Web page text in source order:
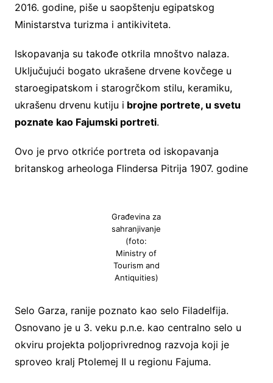
2016. godine, piše u saopštenju egipatskog
Ministarstva turizma i antikiviteta.
Iskopavanja su takođe otkrila mnoštvo nalaza.
Uključujući bogato ukrašene drvene kovčege u
staroegipatskom i starogrčkom stilu, keramiku,
ukrašenu drvenu kutiju i brojne portrete, u svetu
poznate kao Fajumski portreti.
Ovo je prvo otkriće portreta od iskopavanja
britanskog arheologa Flindersa Pitrija 1907. godine
Građevina za
sahranjivanje
(foto:
Ministry of
Tourism and
Antiquities)
Selo Garza, ranije poznato kao selo Filadelfija.
Osnovano je u 3. veku p.n.e. kao centralno selo u
okviru projekta poljoprivrednog razvoja koji je
sproveo kralj Ptolemej II u regionu Fajuma.